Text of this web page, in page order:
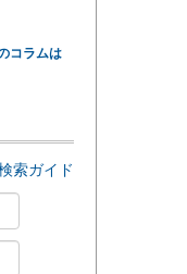
コラムは
索ガイド